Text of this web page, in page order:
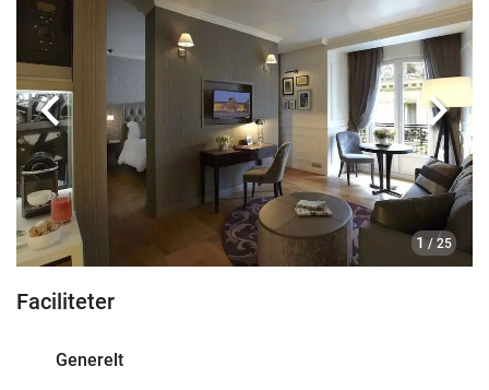
1 / 25
Previous
Faciliteter
Generelt